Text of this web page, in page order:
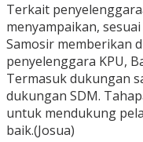
Terkait
menyampaikan,
Samosir memberikan
penyelenggara KPU,
Termasuk dukungan
dukungan SDM.
untuk mendukung
baik.(Josua)